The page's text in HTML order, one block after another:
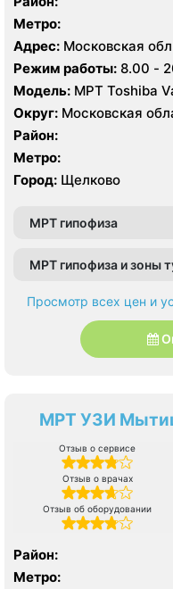
Метро:
Адрес: Московская
пер., 27
Режим работы: 8.00 -
Модель: МРТ Toshiba
Aquilion Prime CXL 64
Округ: Московская
Район:
Метро:
Город: Щелково
МРТ гипофиза
МРТ гипофиза и зоны
Просмотр всех цен и
МРТ УЗИ
Отзыв о сервисе
Отзыв о врачах
Отзыв об оборудовании
Район:
Метро: